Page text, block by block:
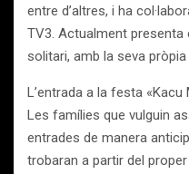
entre d’altres, i ha
TV3. Actualment
solitari, amb la seva
L’entrada a la festa
Les famílies que vulguin
entrades de manera
trobaran a partir del